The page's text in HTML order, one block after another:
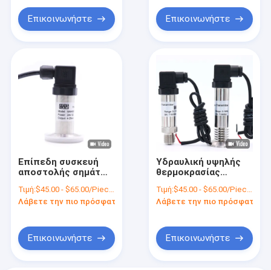
Επικοινωνήστε Επικοινωνήστε
Επίπεδη συσκευή
αποστολής σημάτων
διαφραγμάτων
σφιγκτηρών για την
Τιμή:$45.00 - $65.00/Pieces
Λάβετε την πιο πρόσφατη τιμή
Επικοινωνήστε
Υδραυλική υψηλής
θερμοκρασίας
σημάτων πίεσης LCD
2 παραγωγή σημάτων
Τιμή:$45.00 - $65.00/Pieces
Λάβετε την πιο πρόσφατη
Επικοινωνήστε